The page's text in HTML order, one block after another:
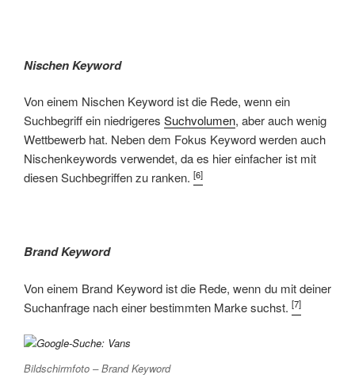
Nischen Keyword
Von einem Nischen Keyword ist die Rede, wenn ein
Suchbegriff ein niedrigeres Suchvolumen, aber auch wenig
Wettbewerb hat. Neben dem Fokus Keyword werden auch
Nischenkeywords verwendet, da es hier einfacher ist mit
diesen Suchbegriffen zu ranken. [6]
Brand Keyword
Von einem Brand Keyword ist die Rede, wenn du mit deiner
Suchanfrage nach einer bestimmten Marke suchst. [7]
Bildschirmfoto – Brand Keyword